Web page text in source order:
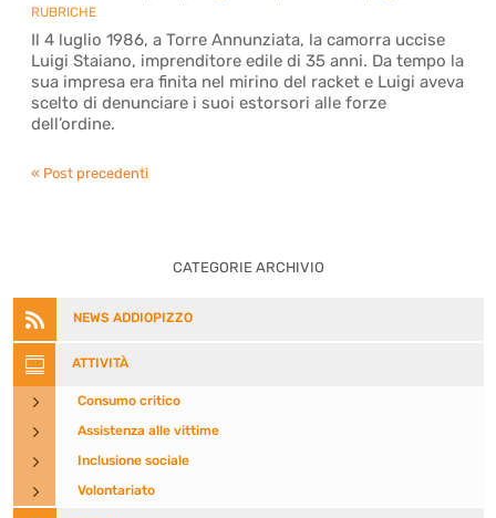
RUBRICHE
Il 4 luglio 1986, a Torre Annunziata, la camorra uccise
Luigi Staiano, imprenditore edile di 35 anni. Da tempo la
sua impresa era finita nel mirino del racket e Luigi aveva
scelto di denunciare i suoi estorsori alle forze
dell’ordine.
« Post precedenti
CATEGORIE ARCHIVIO
 NEWS ADDIOPIZZO
 ATTIVITÀ
5 Consumo critico
5 Assistenza alle vittime
5 Inclusione sociale
5 Volontariato